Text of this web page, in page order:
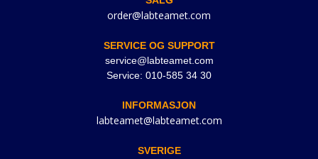
order@labteamet.com
SERVICE OG SUPPORT
service@labteamet.com
Service: 010-585 34 30
INFORMASJON
labteamet@labteamet.com
SVERIGE